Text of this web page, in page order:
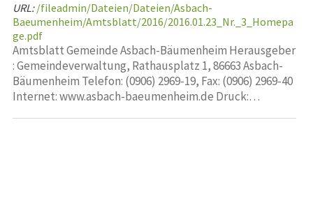
URL: /fileadmin/Dateien/Dateien/Asbach-
Baeumenheim/Amtsblatt/2016/2016.01.23_Nr._3_Homepa
ge.pdf
Amtsblatt Gemeinde Asbach-Bäumenheim Herausgeber
: Gemeindeverwaltung, Rathausplatz 1, 86663 Asbach-
Bäumenheim Telefon: (0906) 2969-19, Fax: (0906) 2969-40
Internet: www.asbach-baeumenheim.de Druck:…